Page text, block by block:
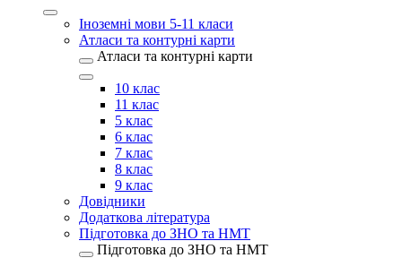
Іноземні мови 5-11 класи
Атласи та контурні карти
Атласи та контурні карти
10 клас
11 клас
5 клас
6 клас
7 клас
8 клас
9 клас
Довідники
Додаткова література
Підготовка до ЗНО та НМТ
Підготовка до ЗНО та НМТ